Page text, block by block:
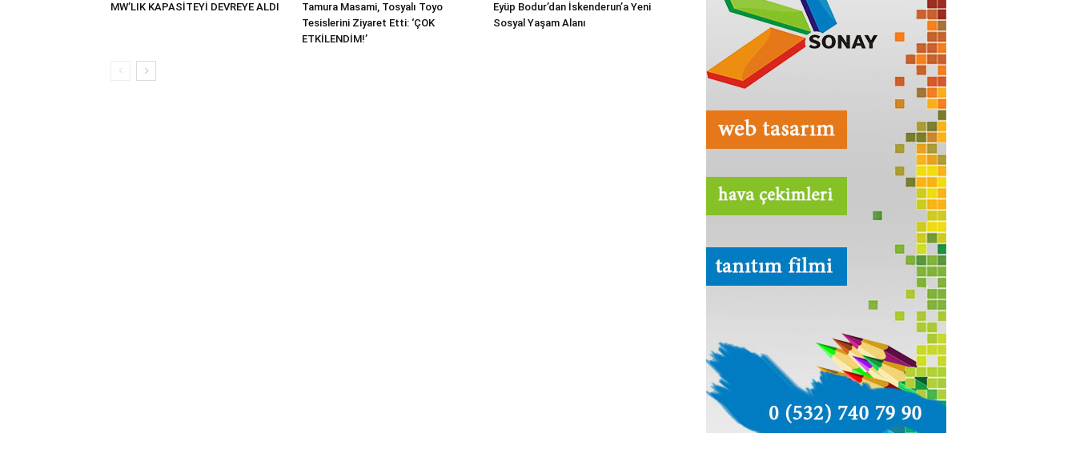
MW’LIK KAPASİTEYİ DEVREYE ALDI
Tamura Masami, Tosyalı Toyo
Tesislerini Ziyaret Etti: ‘ÇOK
ETKİLENDİM!’
Eyüp Bodur’dan İskenderun’a Yeni
Sosyal Yaşam Alanı